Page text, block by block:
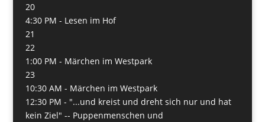
20
4:30 PM - Lesen im Hof
21
22
1:00 PM - Märchen im Westpark
23
10:30 AM - Märchen im Westpark
12:30 PM - "...und kreist und dreht sich nur und hat
kein Ziel" -- Puppenmenschen und